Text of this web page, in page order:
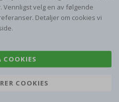
velg en av følgende
Detaljer om cookies vi
COOKIES
COOKIES